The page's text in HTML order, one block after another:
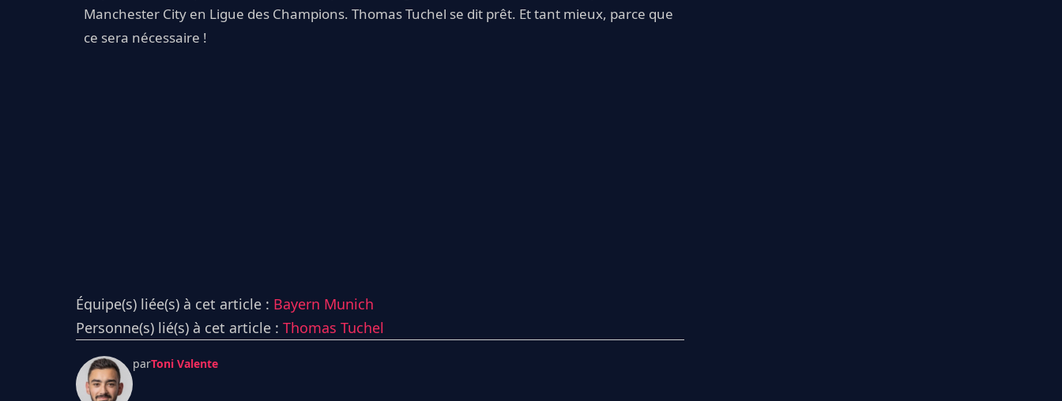
Manchester City en Ligue des Champions. Thomas Tuchel se dit prêt. Et tant mieux, parce que
ce sera nécessaire !
Équipe(s) liée(s) à cet article : Bayern Munich
Personne(s) lié(s) à cet article : Thomas Tuchel
parToni Valente